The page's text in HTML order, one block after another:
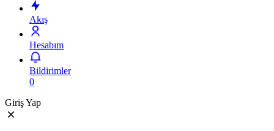
Akış
Hesabım
Bildirimler
0
Giriş Yap